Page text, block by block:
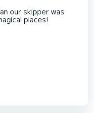
our skipper was
places!